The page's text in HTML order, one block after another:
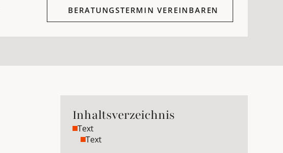
BERATUNGSTERMIN VEREINBAREN
Inhaltsverzeichnis
Text
Text